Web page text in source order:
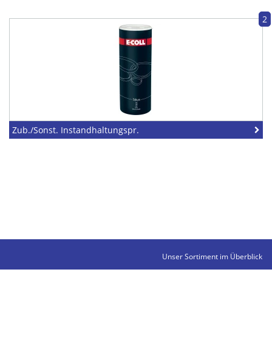
2
Zub./Sonst. Instandhaltungspr.
Unser Sortiment im Überblick